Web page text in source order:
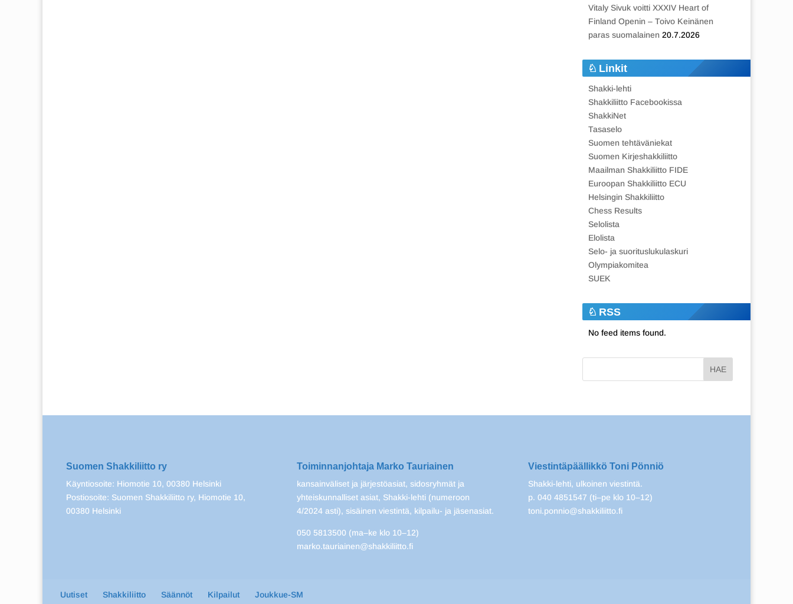
Vitaly Sivuk voitti XXXIV Heart of
Finland Openin – Toivo Keinänen
paras suomalainen 20.7.2026
Linkit
Shakki-lehti
Shakkiliitto Facebookissa
ShakkiNet
Tasaselo
Suomen tehtäväniekat
Suomen Kirjeshakkiliitto
Maailman Shakkiliitto FIDE
Euroopan Shakkiliitto ECU
Helsingin Shakkiliitto
Chess Results
Selolista
Elolista
Selo- ja suorituslukulaskuri
Olympiakomitea
SUEK
RSS
No feed items found.
Suomen Shakkiliitto ry
Käyntiosoite: Hiomotie 10, 00380 Helsinki
Postiosoite: Suomen Shakkiliitto ry, Hiomotie 10,
00380 Helsinki
Toiminnanjohtaja Marko Tauriainen
kansainväliset ja järjestöasiat, sidosryhmät ja
yhteiskunnalliset asiat, Shakki-lehti (numeroon
4/2024 asti), sisäinen viestintä, kilpailu- ja jäsenasiat.
050 5813500 (ma–ke klo 10–12)
marko.tauriainen@shakkiliitto.fi
Viestintäpäällikkö Toni Pönniö
Shakki-lehti, ulkoinen viestintä.
p. 040 4851547 (ti–pe klo 10–12)
toni.ponnio@shakkiliitto.fi
Uutiset Shakkiliitto Säännöt Kilpailut Joukkue-SM